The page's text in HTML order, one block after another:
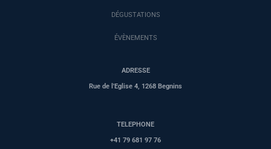
DÉGUSTATIONS
ÉVÈNEMENTS
ADRESSE
Rue de l'Eglise 4, 1268 Begnins
TELEPHONE
+41 79 681 97 76